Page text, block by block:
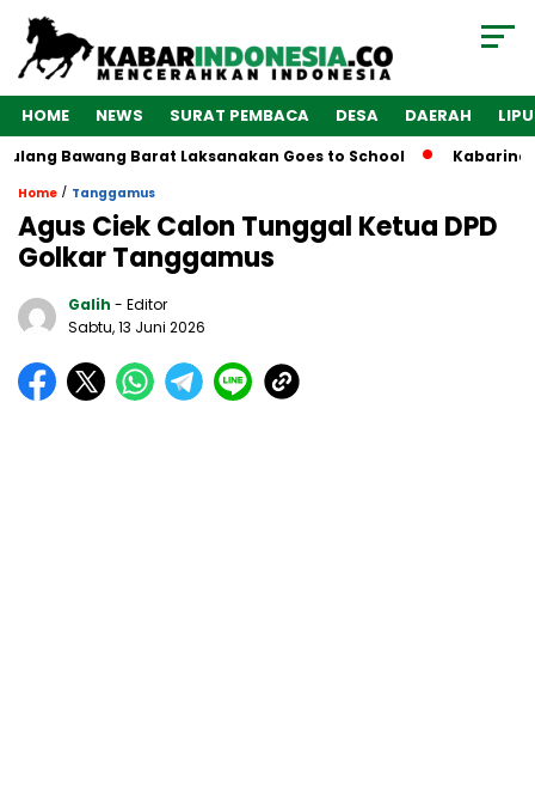
HOME NEWS SURAT PEMBACA DESA DAERAH
Bawang Barat Laksanakan Goes to School
Home / Tanggamus
Agus Ciek Calon Tunggal Ketua DPD
Golkar Tanggamus
Galih - Editor
Sabtu, 13 Juni 2026